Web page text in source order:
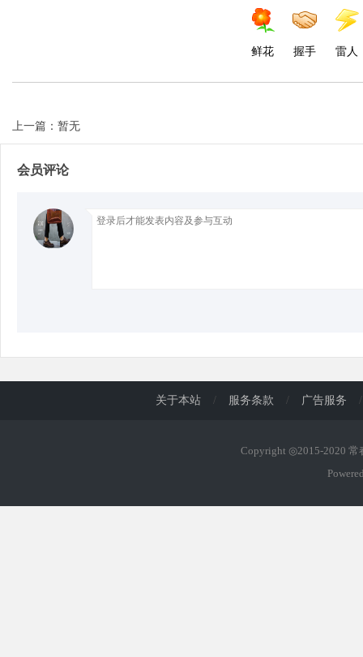
d
鲜花 握手 雷人
上一篇：暂无
会员评论
关于本站 / 服务条款 / 广告服务 /
Copyright ◎2015-2020 常